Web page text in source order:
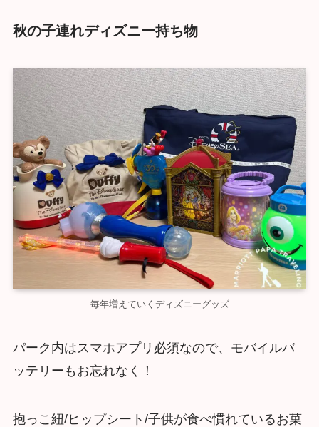
秋の子連れディズニー持ち物
毎年増えていくディズニーグッズ
パーク内はスマホアプリ必須なので、モバイルバ
ッテリーもお忘れなく！
抱っこ紐/ヒップシート/子供が食べ慣れているお菓